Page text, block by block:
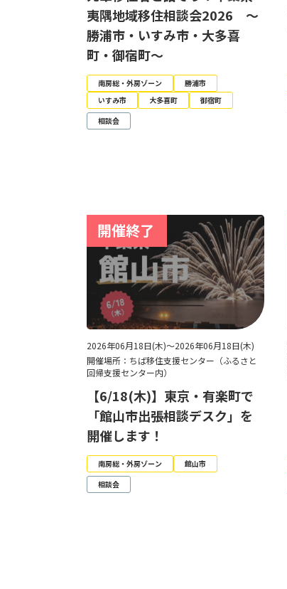
夷隅地域移住相談会2026 ～
勝浦市・いすみ市・大多喜
町・御宿町～
南房総・外房ゾーン
勝浦市
いすみ市
大多喜町
御宿町
相談会
2026年06月18日(木)～2026年06月18日(木)
開催場所：ちば移住支援センター（ふるさと
回帰支援センター内）
【6/18(木)】東京・有楽町で
「館山市出張相談デスク」を
開催します！
南房総・外房ゾーン
館山市
相談会